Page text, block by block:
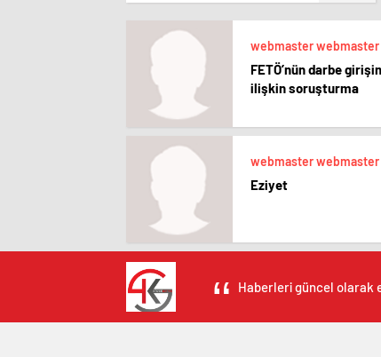
webmaster webmaster
FETÖ’nün darbe
ilişkin soruşturma
webmaster webmaster
Eziyet
Haberleri güncel olarak